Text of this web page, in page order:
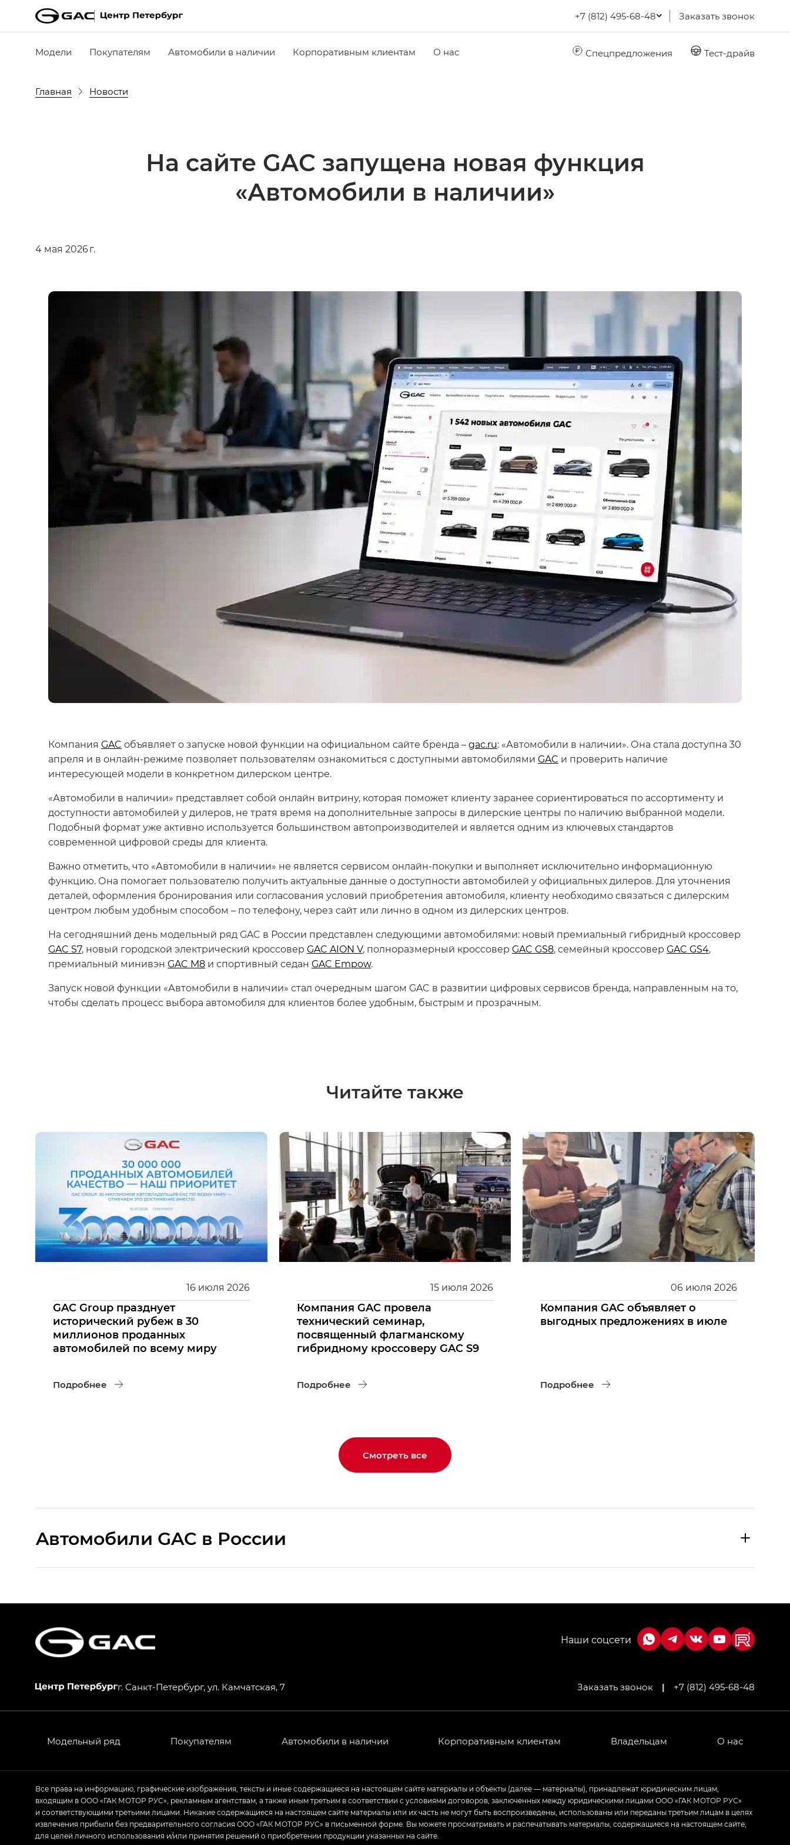
+7 (812) 495-68-48 Заказать звонок
Модели Покупателям Автомобили в наличии Корпоративным клиентам О нас Спецпредложения Тест-драйв
Главная Новости
На сайте GAC запущена новая функция
«Автомобили в наличии»
4 мая 2026 г.
Компания GAC объявляет о запуске новой функции на официальном сайте бренда –gac.ru: «Автомобили в наличии». Она стала доступна 30
апреля и в онлайн-режиме позволяет пользователям ознакомиться с доступными автомобилями GAC и проверить наличие
интересующей модели в конкретном дилерском центре.
«Автомобили в наличии» представляет собой онлайн витрину, которая поможет клиенту заранее сориентироваться по ассортименту и
доступности автомобилей у дилеров, не тратя время на дополнительные запросы в дилерские центры по наличию выбранной модели.
Подобный формат уже активно используется большинством автопроизводителей и является одним из ключевых стандартов
современной цифровой среды для клиента.
Важно отметить, что «Автомобили в наличии» не является сервисом онлайн-покупки и выполняет исключительно информационную
функцию. Она помогает пользователю получить актуальные данные о доступности автомобилей у официальных дилеров. Для уточнения
деталей, оформления бронирования или согласования условий приобретения автомобиля, клиенту необходимо связаться с дилерским
центром любым удобным способом – по телефону, через сайт или лично в одном из дилерских центров.
На сегодняшний день модельный ряд GAC в России представлен следующими автомобилями: новый премиальный гибридный кроссовер
GAC S7, новый городской электрический кроссовер GAC AION V, полноразмерный кроссовер GAC GS8, семейный кроссовер GAC GS4,
премиальный минивэн GAC M8 и спортивный седан GAC Empow.
Запуск новой функции «Автомобили в наличии» стал очередным шагом GAC в развитии цифровых сервисов бренда, направленным на то,
чтобы сделать процесс выбора автомобиля для клиентов более удобным, быстрым и прозрачным.
Читайте также
16 июля 2026
GAC Group празднует
исторический рубеж в 30
миллионов проданных
автомобилей по всему миру
Подробнее
15 июля 2026
Компания GAC провела
технический семинар,
посвященный флагманскому
гибридному кроссоверу GAC S9
Подробнее
06 июля 2026
Компания GAC объявляет о
выгодных предложениях в июле
Подробнее
Смотреть все
Aвтомобили GAC в России
HYPTEC HT — Хайптек Эйч Ти (HYPTEC HT) в комплектации Экс ПРЕМИУМ — EX PREMIUM
GL
GS4 — Джи Эс 4 (GS4) в комплектациях Джи Би Передний привод — GB 2WD, Джи Би Полный привод — GB AWD, Джи Эль Полный привод —
Empow — Эмпау (Empow) в комплектации Джи Эс — GS, Джи Эль с элементы экстерьера в спортивном стиле — GL (S-Style)
г. Санкт-Петербург, ул. Камчатская, 7 Заказать звонок | +7 (812) 495-68-48
Модельный ряд Покупателям Автомобили в наличии Корпоративным клиентам Владельцам О нас
Все права на информацию, графические изображения, тексты и иные содержащиеся на настоящем сайте материалы и объекты (далее — материалы), принадлежат юридическим лицам,
входящим в ООО «ГАК МОТОР РУС», рекламным агентствам, а также иным третьим в соответствии с условиями договоров, заключенных между юридическими лицами ООО «ГАК МОТОР РУС»
и соответствующими третьими лицами. Никакие содержащиеся на настоящем сайте материалы или их часть не могут быть воспроизведены, использованы или переданы третьим лицам в целях
извлечения прибыли без предварительного согласия ООО «ГАК МОТОР РУС» в письменной форме. Вы можете просматривать и распечатывать материалы, содержащиеся на настоящем сайте,
для целей личного использования и/или принятия решений о приобретении продукции указанных на сайте.